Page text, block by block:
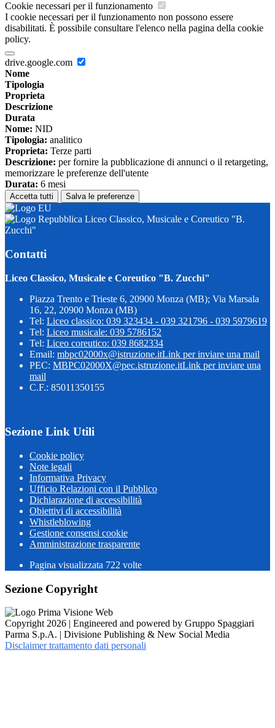
Cookie necessari per il funzionamento
I cookie necessari per il funzionamento non possono essere
disabilitati. È possibile consultare l'elenco nella pagina della cookie
policy.
drive.google.com
Nome
Tipologia
Proprieta
Descrizione
Durata
Nome: NID
Tipologia: analitico
Proprieta: Terze parti
Descrizione: per fornire la pubblicazione di annunci o il retargeting,
memorizzare le preferenze dell'utente
Durata: 6 mesi
Accetta tutti Salva le preferenze
Liceo Classico, Musicale e Coreutico "B.
Zucchi"
Contatti
Liceo Classico, Musicale e Coreutico "B. Zucchi"
Piazza Trento e Trieste 6, 20900 Monza (MB); Via Marsala
16, 22, 20900 Monza (MB)
Tel: Liceo classico: 039 323434 - 039 321796 - 039 5979619
Tel: Liceo musicale: 039 5786152
Tel: Liceo coreutico: 039 8682334
Email: mbpc02000x@istruzione.itLink per inviare una mail
PEC: MBPC02000X@pec.istruzione.itLink per inviare una
mail
C.F.: 85011350155
Sezione Link Utili
Cookie policy
Note legali
Informativa Privacy
Ufficio Relazioni con il Pubblico
Dichiarazione di accessibilità
Obiettivi di accessibilità
Whistleblowing
Gestione consensi cookie
Amministrazione trasparente
Pagina visualizzata 722 volte
Sezione Copyright
Copyright 2026 | Engineered and powered by Gruppo Spaggiari
Parma S.p.A. | Divisione Publishing & New Social Media
Disclaimer trattamento dati personali